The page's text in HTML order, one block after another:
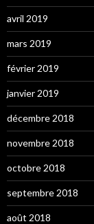
avril 2019
mars 2019
février 2019
janvier 2019
décembre 2018
novembre 2018
octobre 2018
septembre 2018
août 2018